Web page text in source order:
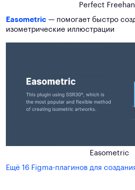
Perfect
Easometric — помогает быстро
изометрические иллюстрации
Easometric
Ещё 16 Figma-плагинов для